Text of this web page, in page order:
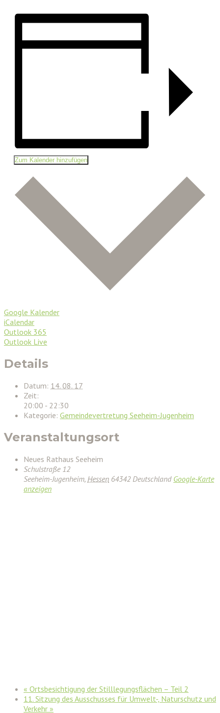
Zum Kalender hinzufügen
Google Kalender
iCalendar
Outlook 365
Outlook Live
Details
Datum: 14. 08. 17
Zeit:
20:00 - 22:30
Kategorie: Gemeindevertretung Seeheim-Jugenheim
Veranstaltungsort
Neues Rathaus Seeheim
Schulstraße 12
Seeheim-Jugenheim, Hessen 64342 Deutschland Google-Karte
anzeigen
« Ortsbesichtigung der Stilllegungsflächen – Teil 2
11. Sitzung des Ausschusses für Umwelt-, Naturschutz und
Verkehr »